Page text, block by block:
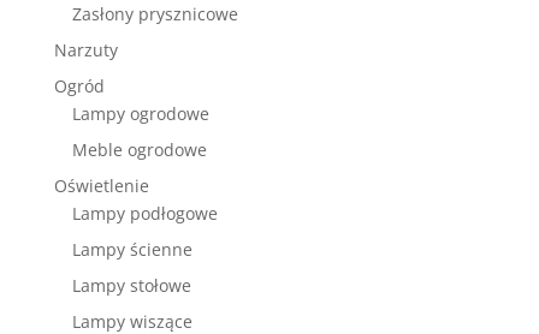
Zasłony prysznicowe
Narzuty
Ogród
Lampy ogrodowe
Meble ogrodowe
Oświetlenie
Lampy podłogowe
Lampy ścienne
Lampy stołowe
Lampy wiszące